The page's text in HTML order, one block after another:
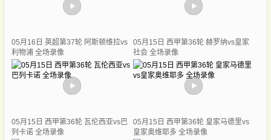
05月16日 英超第37轮 阿斯顿维拉vs
利物浦 全场录像
05月15日 西甲第36轮 赫罗纳vs皇家
社会 全场录像
05月15日 西甲第36轮 瓦伦西亚vs巴
列卡诺 全场录像
05月15日 西甲第36轮 皇家马德里vs
皇家奥维耶多 全场录像